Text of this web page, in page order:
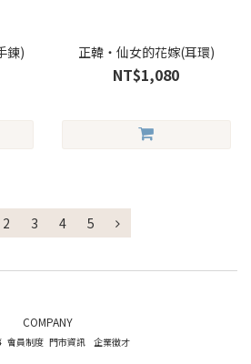
鍊) 正韓・仙女的花嫁(耳環)
NT$1,080
2 3 4 5
COMPANY
會員制度 門市資訊 企業徵才